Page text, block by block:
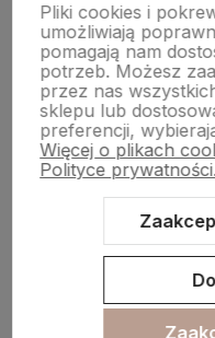
O nas
Sklep internetowy
Pliki cookies i
umożliwiają
pomagają nam
potrzeb. Możesz
przez nas
sklepu lub
preferencji,
Więcej o plikach
Polityce